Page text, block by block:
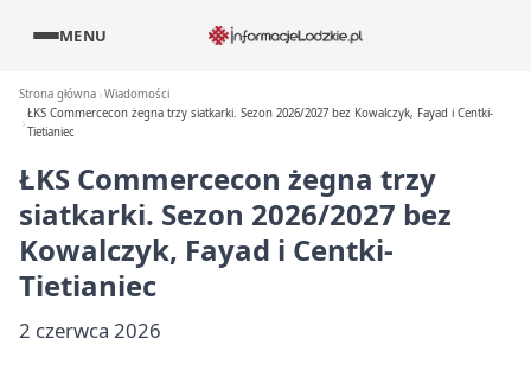
MENU
Strona główna Wiadomości
ŁKS Commercecon żegna trzy siatkarki. Sezon 2026/2027 bez Kowalczyk, Fayad i Centki-
Tietianiec
ŁKS Commercecon żegna trzy
siatkarki. Sezon 2026/2027 bez
Kowalczyk, Fayad i Centki-
Tietianiec
2 czerwca 2026